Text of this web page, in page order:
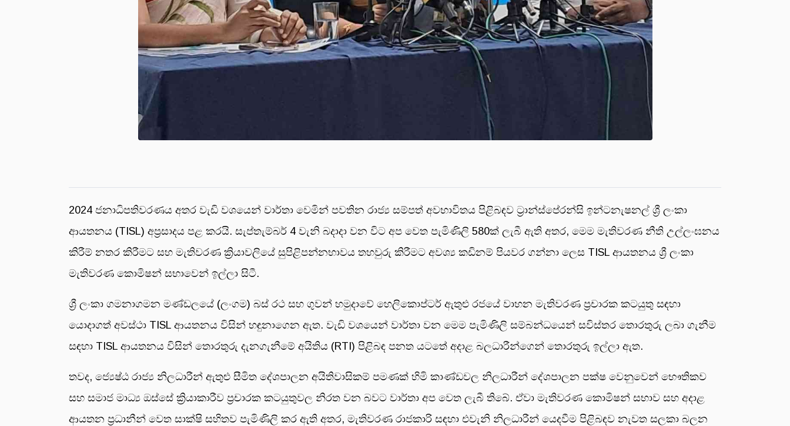
2024 ජනාධිපතිවරණය අතර වැඩි වශයෙන් වාර්තා වෙමින් පවතින රාජ්‍ය සම්පත් අවභාවිතය පිළිබඳව ට්‍රාන්ස්පේරන්සි ඉන්ටනැෂනල් ශ්‍රී ලංකා
ආයතනය (TISL) අප්‍රසාදය පළ කරයි. සැප්තැම්බර් 4 වැනි බදාදා වන විට අප වෙත පැමිණිලි 580ක් ලැබී ඇති අතර, මෙම මැතිවරණ නීති උල්ලංඝනය
කිරීම් නතර කිරීමට සහ මැතිවරණ ක්‍රියාවලියේ සුපිළිපන්නභාවය තහවුරු කිරීමට අවශ්‍ය කඩිනම් පියවර ගන්නා ලෙස TISL ආයතනය ශ්‍රී ලංකා
මැතිවරණ කොමිෂන් සභාවෙන් ඉල්ලා සිටී.
ශ්‍රී ලංකා ගමනාගමන මණ්ඩලයේ (ලංගම) බස් රථ සහ ගුවන් හමුදාවේ හෙලිකොප්ටර් ඇතුළු රජයේ වාහන මැතිවරණ ප්‍රචාරක කටයුතු සඳහා
යොදාගත් අවස්ථා TISL ආයතනය විසින් හඳුනාගෙන ඇත. වැඩි වශයෙන් වාර්තා වන මෙම පැමිණිලි සම්බන්ධයෙන් සවිස්තර තොරතුරු ලබා ගැනීම
සඳහා TISL ආයතනය විසින් තොරතුරු දැනගැනීමේ අයිතිය (RTI) පිළිබඳ පනත යටතේ අදාළ බලධාරීන්ගෙන් තොරතුරු ඉල්ලා ඇත.
තවද, ජ්‍යෙෂ්ඨ රාජ්‍ය නිලධාරීන් ඇතුළු සීමිත දේශපාලන අයිතිවාසිකම් පමණක් හිමි කාණ්ඩවල නිලධාරීන් දේශපාලන පක්ෂ වෙනුවෙන් භෞතිකව
සහ සමාජ මාධ්‍ය ඔස්සේ ක්‍රියාකාරීව ප්‍රචාරක කටයුතුවල නිරත වන බවට වාර්තා අප වෙත ලැබී තිබේ. ඒවා මැතිවරණ කොමිෂන් සභාව සහ අදාළ
ආයතන ප්‍රධානීන් වෙත සාක්ෂි සහිතව පැමිණිලි කර ඇති අතර, මැතිවරණ රාජකාරි සඳහා එවැනි නිලධාරීන් යෙදවීම පිළිබඳව නැවත සලකා බලන